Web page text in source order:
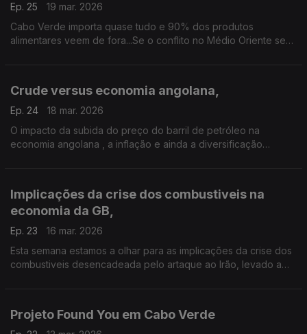
Ep. 25
19 mar. 2026
Cabo Verde importa quase tudo e 90% dos produtos
alimentares veem de fora...Se o conflito no Médio Oriente se
Crude versus economia angolana,
Ep. 24
18 mar. 2026
O impacto da subida do preço do barril de petróleo na
economia angolana , a inflação e ainda a diversificação
Implicações da crise dos combustiveis na
economia da GB,
Ep. 23
16 mar. 2026
Esta semana estamos a olhar para as implicações da crise dos
combustiveis desencadeada pelo artaque ao Irão, levado a
Projeto Found You em Cabo Verde